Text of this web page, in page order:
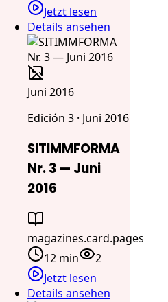
Jetzt lesen
Details ansehen
Juni 2016
Edición 3 · Juni 2016
SITIMMFORMA
Nr. 3 — Juni
2016
magazines.card.pages
12 min
2
Jetzt lesen
Details ansehen